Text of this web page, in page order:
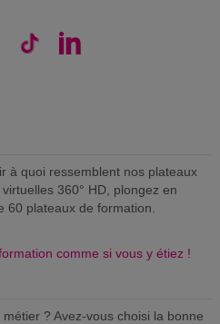
à quoi ressemblent nos plateaux
360° HD, plongez en
60 plateaux de formation.
comme si vous y étiez !
? Avez-vous choisi la bonne